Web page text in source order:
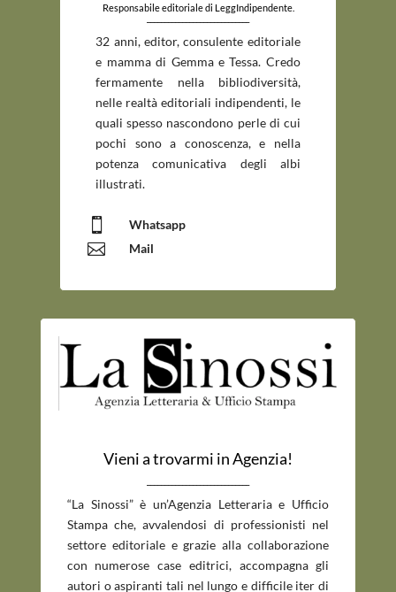
Responsabile editoriale di LeggIndipendente.
_____________________________
32 anni, editor, consulente editoriale
e mamma di Gemma e Tessa. Credo
fermamente nella bibliodiversità,
nelle realtà editoriali indipendenti, le
quali spesso nascondono perle di cui
pochi sono a conoscenza, e nella
potenza comunicativa degli albi
illustrati.
 Whatsapp
 Mail
Vieni a trovarmi in Agenzia!
“La Sinossi” è un’Agenzia Letteraria e Ufficio
Stampa che, avvalendosi di professionisti nel
settore editoriale e grazie alla collaborazione
con numerose case editrici, accompagna gli
autori o aspiranti tali nel lungo e difficile iter di